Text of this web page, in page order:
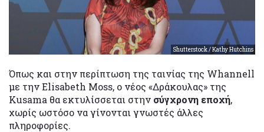
Shutterstock / Kathy Hutchins
Όπως και στην περίπτωση της ταινίας της Whannell
με την Elisabeth Moss, ο νέος «Δράκουλας» της
Kusama θα εκτυλίσσεται στην σύγχρονη εποχή,
χωρίς ωστόσο να γίνονται γνωστές άλλες
πληροφορίες.